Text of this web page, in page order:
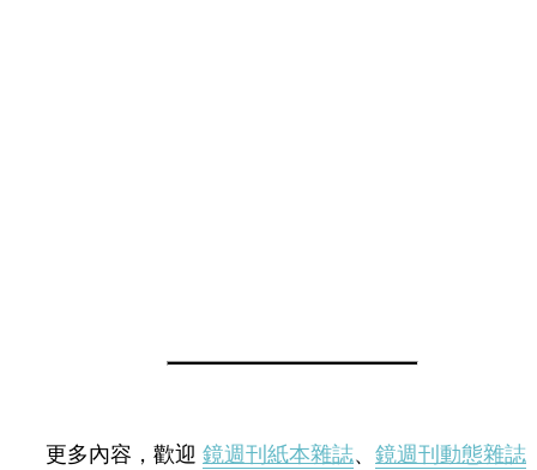
更多內容，歡迎 鏡週刊紙本雜誌、 鏡週刊動態雜誌